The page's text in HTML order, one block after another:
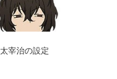
太宰治の設定